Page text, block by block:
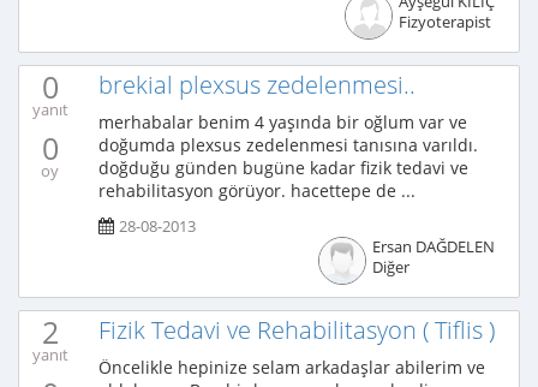
Fizyoterapist
0
yanıt
0
oy
brekial plexsus zedelenmesi..
merhabalar benim 4 yaşında bir oğlum var ve
doğumda plexsus zedelenmesi tanısına varıldı.
doğduğu günden bugüne kadar fizik tedavi ve
rehabilitasyon görüyor. hacettepe de ...
28-08-2013
Ersan DAĞDELEN
Diğer
2
yanıt
Fizik Tedavi ve Rehabilitasyon ( Tiflis )
Öncelikle hepinize selam arkadaşlar abilerim ve